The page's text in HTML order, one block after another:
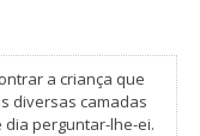
a criança que
diversas camadas
dia perguntar-lhe-ei.